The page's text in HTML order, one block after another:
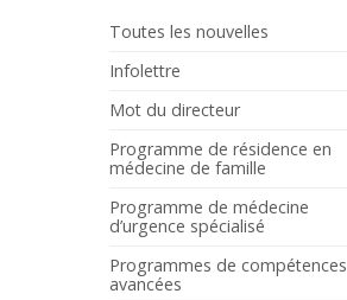
Toutes les nouvelles
Infolettre
Mot du directeur
Programme de résidence en
médecine de famille
Programme de médecine
d’urgence spécialisé
Programmes de compétences
avancées